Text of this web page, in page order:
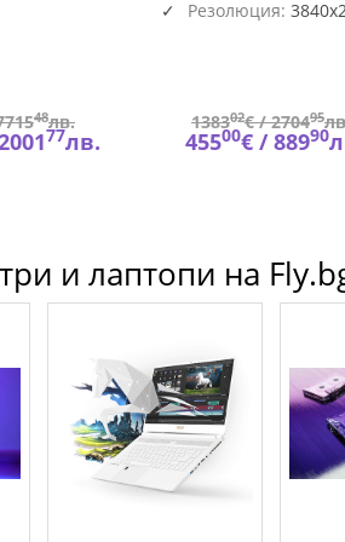
48лв.
77лв.
Antenna IEC-75, Easy
Резолюция:
138302€ /270495
45500€ /88990
и лаптопи на